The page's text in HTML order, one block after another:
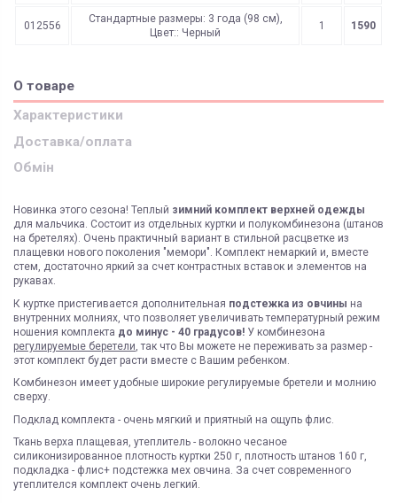
012556
Стандартные размеры: 3 года (98 см),
Цвет:: Черный
1 1590
О товаре
Характеристики
Доставка/оплата
Обмін
Новинка этого сезона! Теплый зимний комплект верхней одежды
для мальчика. Состоит из отдельных куртки и полукомбинезона (штанов
на бретелях). Очень практичный вариант в стильной расцветке из
плащевки нового поколения "мемори". Комплект немаркий и, вместе
стем, достаточно яркий за счет контрастных вставок и элементов на
рукавах.
К куртке пристегивается дополнительная подстежка из овчины на
внутренних молниях, что позволяет увеличивать температурный режим
ношения комплекта до минус - 40 градусов! У комбинезона
регулируемые беретели , так что Вы можете не переживать за размер -
этот комплект будет расти вместе с Вашим ребенком.
Комбинезон имеет удобные широкие регулируемые бретели и молнию
сверху.
Подклад комплекта - очень мягкий и приятный на ощупь флис.
Ткань верха плащевая, утеплитель - волокно чесаное
силиконизированное плотность куртки 250 г, плотность штанов 160 г,
подкладка - флис+ подстежка мех овчина. За счет современного
утеплителся комплект очень легкий.